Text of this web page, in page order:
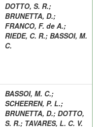
DOTTO, S. R.;
BRUNETTA, D.;
FRANCO, F. de A.;
RIEDE, C. R.; BASSOI, M.
C.
BASSOI, M. C.;
SCHEEREN, P. L.;
BRUNETTA, D.; DOTTO,
S. R.; TAVARES, L. C. V.